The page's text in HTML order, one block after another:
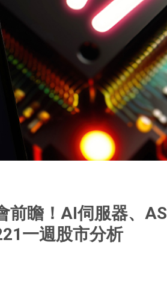
前瞻！AI伺服器、
一週股市分析